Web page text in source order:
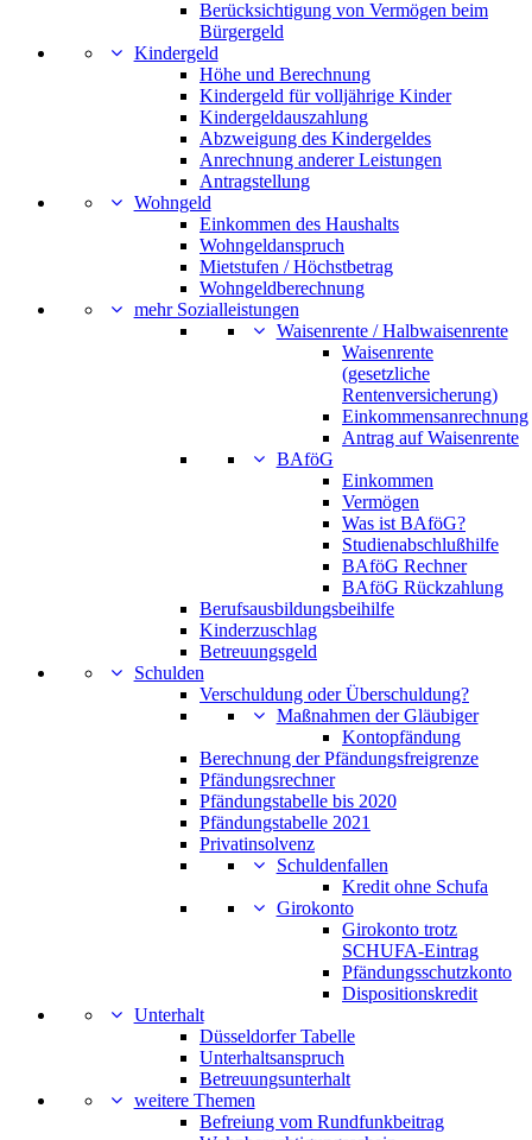
Berücksichtigung von Vermögen beim
Bürgergeld
Kindergeld
Höhe und Berechnung
Kindergeld für volljährige Kinder
Kindergeldauszahlung
Abzweigung des Kindergeldes
Anrechnung anderer Leistungen
Antragstellung
Wohngeld
Einkommen des Haushalts
Wohngeldanspruch
Mietstufen / Höchstbetrag
Wohngeldberechnung
mehr Sozialleistungen
Waisenrente / Halbwaisenrente
Waisenrente
(gesetzliche
Rentenversicherung)
Einkommensanrechnung
Antrag auf Waisenrente
BAföG
Einkommen
Vermögen
Was ist BAföG?
Studienabschlußhilfe
BAföG Rechner
BAföG Rückzahlung
Berufsausbildungsbeihilfe
Kinderzuschlag
Betreuungsgeld
Schulden
Verschuldung oder Überschuldung?
Maßnahmen der Gläubiger
Kontopfändung
Berechnung der Pfändungsfreigrenze
Pfändungsrechner
Pfändungstabelle bis 2020
Pfändungstabelle 2021
Privatinsolvenz
Schuldenfallen
Kredit ohne Schufa
Girokonto
Girokonto trotz
SCHUFA-Eintrag
Pfändungsschutzkonto
Dispositionskredit
Unterhalt
Düsseldorfer Tabelle
Unterhaltsanspruch
Betreuungsunterhalt
weitere Themen
Befreiung vom Rundfunkbeitrag